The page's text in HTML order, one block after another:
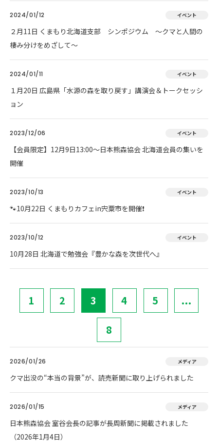
2024/01/12 イベント
２月11日 くまもり北海道支部 シンポジウム ～クマと人間の
棲み分けをめざして～
2024/01/11 イベント
１月20日 広島県「水源の森を取り戻す」講演会＆トークセッシ
ョン
2023/12/06 イベント
【会員限定】12月9日13:00～日本熊森協会 北海道会員の集いを
開催
2023/10/13 イベント
🐾10月22日 くまもりカフェin宍粟市を開催❗
2023/10/12 イベント
10月28日 北海道で勉強会『豊かな森を次世代へ』
1 2 3 4 5 ...
8
2026/01/26 メディア
クマ出没の“本当の背景”が、読売新聞に取り上げられました
2026/01/15 メディア
日本熊森協会 室谷会長の記事が長周新聞に掲載されました
（2026年1月4日）